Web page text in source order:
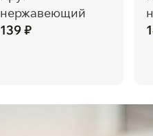
нержавеющий
139₽